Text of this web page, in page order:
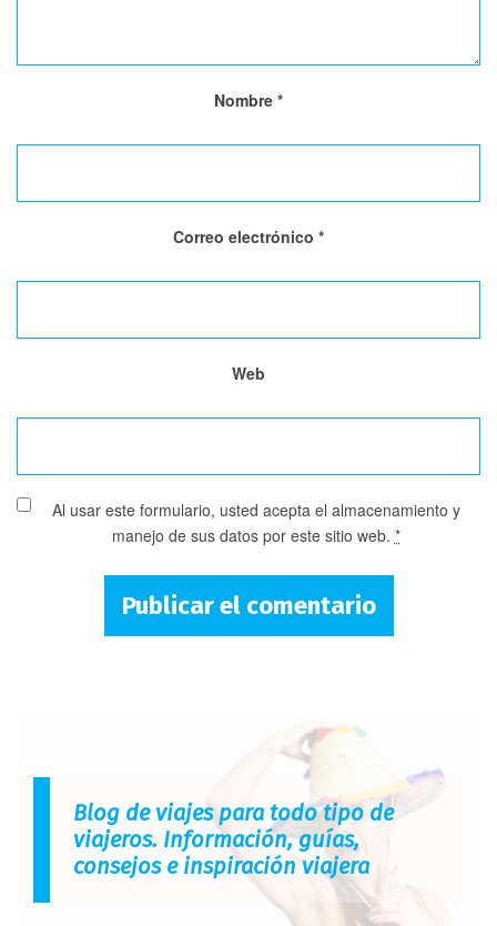
Nombre *
Correo electrónico *
Web
Al usar este formulario, usted acepta el almacenamiento y
manejo de sus datos por este sitio web. *
Blog de viajes para todo tipo de
viajeros. Información, guías,
consejos e inspiración viajera